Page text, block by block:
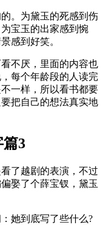
。为黛玉的死感到伤
宝玉的出家感到惋
感到好笑。
不厌，里面的内容也
每个年龄段的人读完
一样，所以看书都要
把自己的想法真实地
篇3
了越剧的表演，不过
娶了个薛宝钗，黛玉
她到底写了些什么?